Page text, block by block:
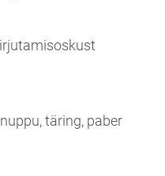
täring, paber